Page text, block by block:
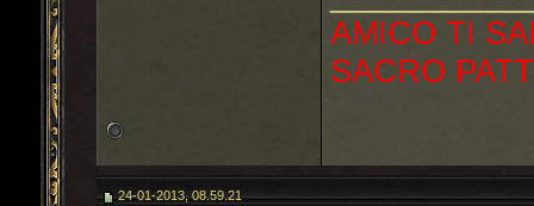
AMICO TI
SACRO
24-01-2013, 08.59.21